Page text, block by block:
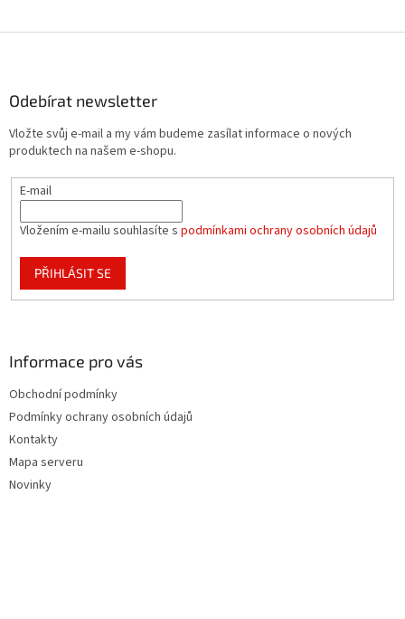
Odebírat newsletter
Vložte svůj e-mail a my vám budeme zasílat informace o nových
produktech na našem e-shopu.
E-mail
Vložením e-mailu souhlasíte s podmínkami ochrany osobních údajů
PŘIHLÁSIT SE
Informace pro vás
Obchodní podmínky
Podmínky ochrany osobních údajů
Kontakty
Mapa serveru
Novinky